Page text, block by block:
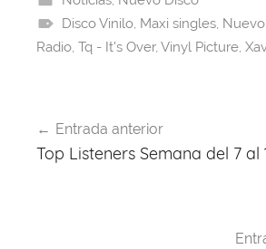
b
o
k
d
s
A
p
st a
m
Disco Vinilo, Maxi singles,
Radio, Tq - It's Over, Vinyl Picture,
de
Entrada anterior
Top Listeners Semana del 7 al